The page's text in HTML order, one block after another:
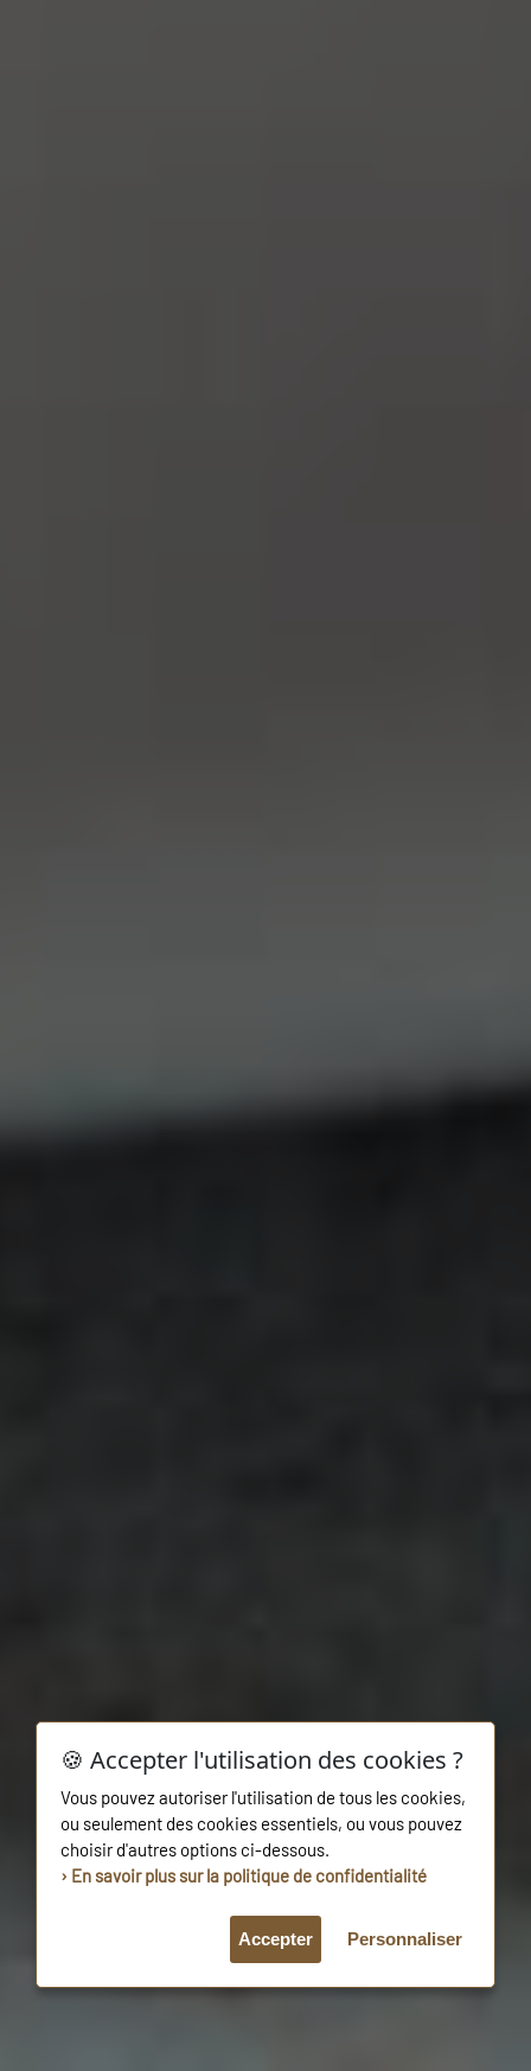
🍪 Accepter l'utilisation des cookies ?
Vous pouvez autoriser l'utilisation de tous les cookies,
ou seulement des cookies essentiels, ou vous pouvez
choisir d'autres options ci-dessous.
› En savoir plus sur la politique de confidentialité
Accepter Personnaliser